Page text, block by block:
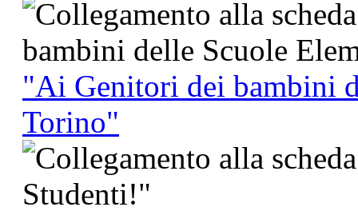
"Ai Genitori dei bambini
Torino"